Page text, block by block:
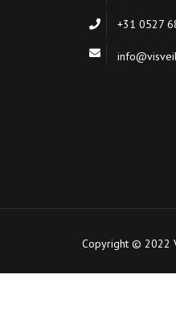
+31 0527
Copyright © 2022